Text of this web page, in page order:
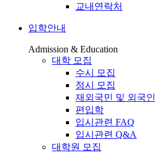
교내연락처
입학안내
Admission & Education
대학 모집
수시 모집
정시 모집
재외국민 및 외국인
편입학
입시관련 FAQ
입시관련 Q&A
대학원 모집